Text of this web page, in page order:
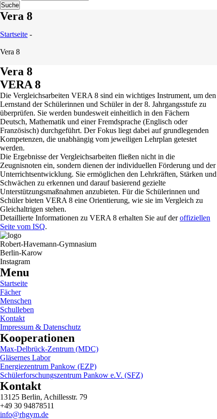
Vera 8
Startseite -
Vera 8
Vera 8
VERA 8
Die Vergleichsarbeiten VERA 8 sind ein wichtiges Instrument, um den
Lernstand der Schülerinnen und Schüler in der 8. Jahrgangsstufe zu
überprüfen. Sie werden bundesweit einheitlich in den Fächern
Deutsch, Mathematik und einer Fremdsprache (Englisch oder
Französisch) durchgeführt. Der Fokus liegt dabei auf grundlegenden
Kompetenzen, die unabhängig vom jeweiligen Lehrplan getestet
werden.
Die Ergebnisse der Vergleichsarbeiten fließen nicht in die
Zeugnisnoten ein, sondern dienen der individuellen Förderung und der
Unterrichtsentwicklung. Sie ermöglichen den Lehrkräften, Stärken und
Schwächen zu erkennen und darauf basierend gezielte
Unterstützungsmaßnahmen anzubieten. Für die Schülerinnen und
Schüler bieten VERA 8 eine Orientierung, wie sie im Vergleich zu
Gleichaltrigen stehen.
Detaillierte Informationen zu VERA 8 erhalten Sie auf deroffiziellen
Seite vom ISQ.
Robert-Havemann-Gymnasium
Berlin-Karow
Instagram
Menu
Startseite
Fächer
Menschen
Schulleben
Kontakt
Impressum & Datenschutz
Kooperationen
Max-Delbrück-Zentrum (MDC)
Gläsernes Labor
Energiezentrum Pankow (EZP)
Schülerforschungszentrum Pankow e.V. (SFZ)
Kontakt
13125 Berlin, Achillesstr. 79
+49 30 94878511
info@rhgym.de